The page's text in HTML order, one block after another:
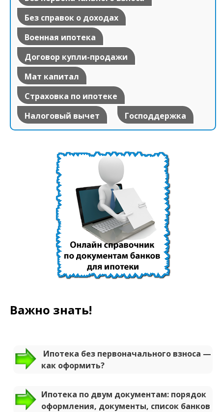
Без справок о доходах
Военная ипотека
Договор купли-продажи
Мат капитал
Страховка по ипотеке
Налоговый вычет
Господдержка
Важно знать!
Ипотека без первоначального взноса —
как оформить?
Ипотека по двум документам: порядок
оформления, документы, список банков